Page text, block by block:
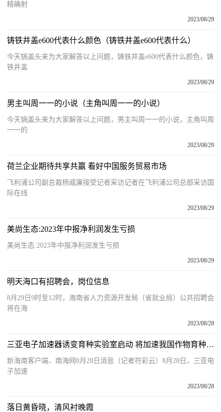
精确射
2023/08/29
铸铁井盖e600代表什么颜色（铸铁井盖e600代表什么）
今天锅盖头来为大家解答以上问题，铸铁井盖e600代表什么颜色，铸
铁井盖
2023/08/29
男主叫周一一的小说（主角叫周一一的小说）
今天锅盖头来为大家解答以上问题，男主叫周一一的小说，主角叫周
一一的
2023/08/29
荷兰企业期待共享共赢 看好中国服务贸易市场
飞利浦公司副总裁杨威廉接受记者采访记者在飞利浦公司总部采访国
际在线
2023/08/29
美尚生态:2023年中报净利润发生亏损
美尚生态:2023年中报净利润发生亏损
2023/08/29
明天海口有招聘会，岗位信息
8月29日9时至12时，海南省人力资源开发局（省就业局）公共招聘会
将在海
2023/08/28
三亚电子加速器诱变育种实验室启动 将加速我国作物育种进程
新海南客户端、南海网8月28日消息（记者符彩云）8月28日，三亚电
子加速
2023/08/28
落日黄昏晓，清风衬晚霞